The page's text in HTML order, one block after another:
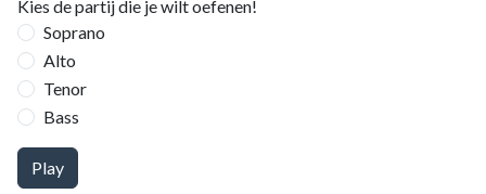
Kies de partij die je wilt oefenen!
Soprano
Alto
Tenor
Bass
Play